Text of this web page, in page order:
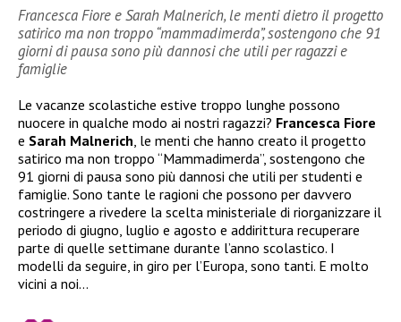
Francesca Fiore e Sarah Malnerich, le menti dietro il progetto
satirico ma non troppo “mammadimerda”, sostengono che 91
giorni di pausa sono più dannosi che utili per ragazzi e
famiglie
Le vacanze scolastiche estive troppo lunghe possono
nuocere in qualche modo ai nostri ragazzi? Francesca Fiore
e Sarah Malnerich , le menti che hanno creato il progetto
satirico ma non troppo “Mammadimerda”, sostengono che
91 giorni di pausa sono più dannosi che utili per studenti e
famiglie. Sono tante le ragioni che possono per davvero
costringere a rivedere la scelta ministeriale di riorganizzare il
periodo di giugno, luglio e agosto e addirittura recuperare
parte di quelle settimane durante l’anno scolastico. I
modelli da seguire, in giro per l’Europa, sono tanti. E molto
vicini a noi…